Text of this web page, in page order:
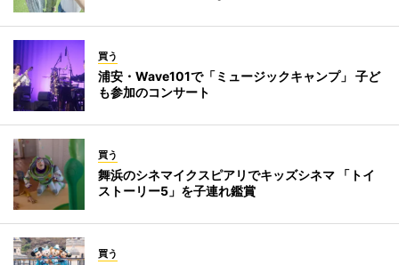
買う
浦安・Wave101で「ミュージックキャンプ」 子ど
も参加のコンサート
買う
舞浜のシネマイクスピアリでキッズシネマ 「トイ
ストーリー5」を子連れ鑑賞
買う